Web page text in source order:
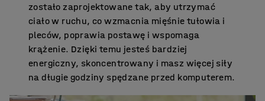
zostało zaprojektowane tak, aby utrzymać
ciało w ruchu, co wzmacnia mięśnie tułowia i
pleców, poprawia postawę i wspomaga
krążenie. Dzięki temu jesteś bardziej
energiczny, skoncentrowany i masz więcej siły
na długie godziny spędzane przed komputerem.